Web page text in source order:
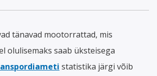
tänavad mootorrattad, mis
olulisemaks saab üksteisega
statistika järgi võib